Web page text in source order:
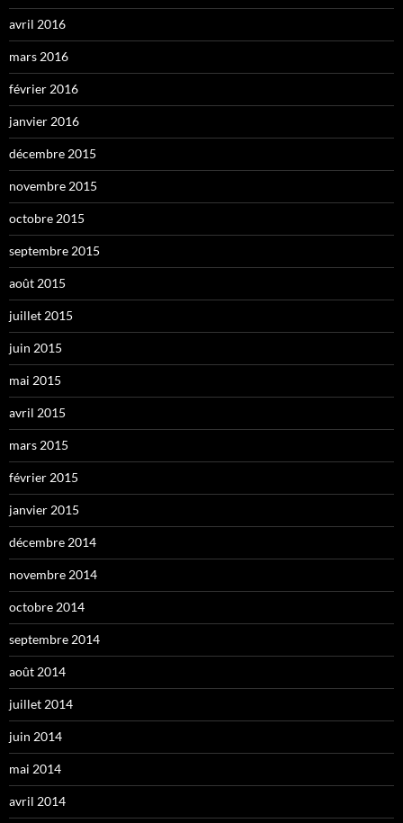
avril 2016
mars 2016
février 2016
janvier 2016
décembre 2015
novembre 2015
octobre 2015
septembre 2015
août 2015
juillet 2015
juin 2015
mai 2015
avril 2015
mars 2015
février 2015
janvier 2015
décembre 2014
novembre 2014
octobre 2014
septembre 2014
août 2014
juillet 2014
juin 2014
mai 2014
avril 2014